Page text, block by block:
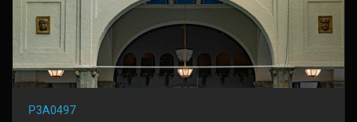
P3A0497